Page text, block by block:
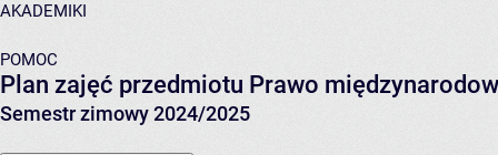
AKADEMIKI
POMOC
Plan zajęć przedmiotu Prawo
Semestr zimowy 2024/2025